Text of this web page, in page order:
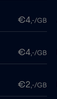
€4,-/GB
€4,-/GB
€2,-/GB